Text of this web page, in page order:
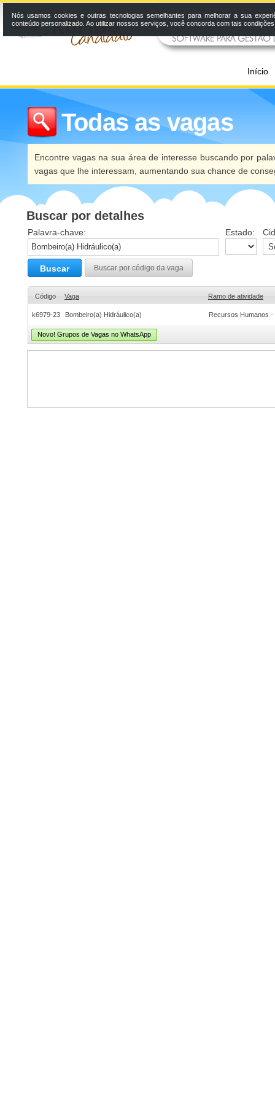
Início
Todas as vagas
Encontre vagas na sua área de interesse buscando por
vagas que lhe interessam, aumentando sua chance de
Buscar por detalhes
Palavra-chave: Estado:
Buscar Buscar por código da vaga
Código Vaga Ramo de atividade
k6979-23 Bombeiro(a) Hidráulico(a) Recursos Humanos -
Novo! Grupos de Vagas no WhatsApp
Nós usamos cookies e outras tecnologias semelhantes para melhorar a sua
conteúdo personalizado. Ao utilizar nossos serviços, você concorda com tais